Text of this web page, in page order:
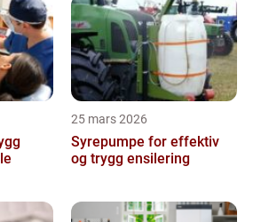
25 mars 2026
Syrepumpe for effektiv
og trygg ensilering